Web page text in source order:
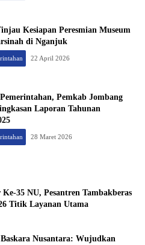
Kesiapan Peresmian Museum
di Nganjuk
22 April 2026
Pemkab Jombang
Laporan Tahunan
28 Maret 2026
35 NU, Pesantren Tambakberas
Titik Layanan Utama
Nusantara: Wujudkan